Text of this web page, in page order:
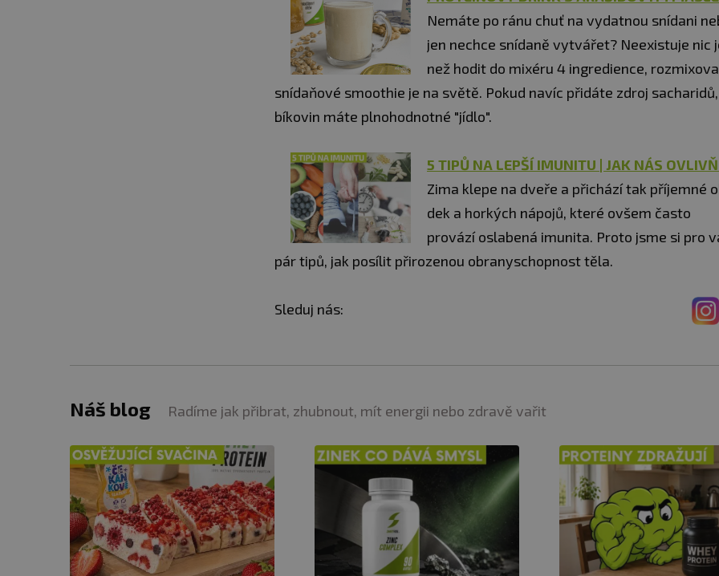
Nemáte po ránu chuť na vydatnou snídani
jen nechce snídaně vytvářet? Neexistuje nic
než hodit do mixéru 4 ingredience,
snídaňové smoothie je na světě. Pokud navíc přidáte zdroj
bíkovin máte plnohodnotné "jídlo".
5 TIPŮ NA LEPŠÍ IMUNITU | JAK NÁS
Zima klepe na dveře a přichází tak příjemné
dek a horkých nápojů, které ovšem často
provází oslabená imunita. Proto jsme si pro
pár tipů, jak posílit přirozenou obranyschopnost těla.
Sleduj nás:
Náš blog Radíme jak přibrat, zhubnout, mít energii nebo zdravě vařit